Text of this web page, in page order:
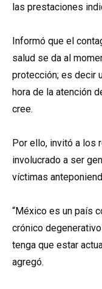
las prestaciones
Informó que el
salud se da al
protección; es decir
hora de la atención
cree.
Por ello, invitó a los
involucrado a ser
víctimas
“México es un país
crónico
tenga que estar
agregó.